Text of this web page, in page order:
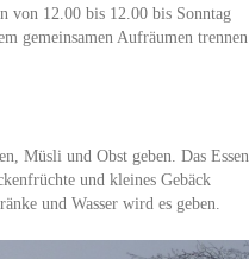
von 12.00 bis 12.00 bis Sonntag
gemeinsamen Aufräumen trennen
Müsli und Obst geben. Das Essen
und kleines Gebäck
und Wasser wird es geben.